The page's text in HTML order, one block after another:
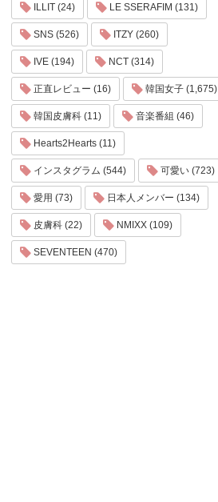
ILLIT (24) LE SSERAFIM (131)
SNS (526) ITZY (260)
IVE (194) NCT (314)
正直レビュー (16) 韓国女子 (1,675)
韓国皮膚科 (11) 音楽番組 (46)
Hearts2Hearts (11)
インスタグラム (544) 可愛い (723)
愛用 (73) 日本人メンバー (134)
皮膚科 (22) NMIXX (109)
SEVENTEEN (470)